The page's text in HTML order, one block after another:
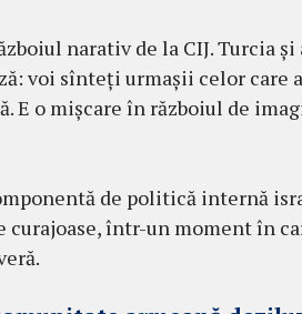
narativ de la CIJ. Turcia
voi sînteți urmașii celor care
E o mișcare în războiul de
de politică internă
într-un moment în